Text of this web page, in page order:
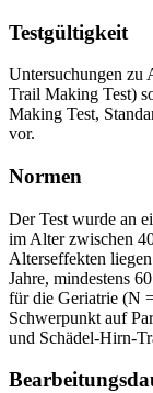
Testgültigkeit
Untersuchungen zu
Trail Making Test)
Making Test,
vor.
Normen
Der Test wurde an
im Alter zwischen
Alterseffekten
Jahre, mindestens
für die Geriatrie (N
Schwerpunkt auf
und Schädel-Hirn-